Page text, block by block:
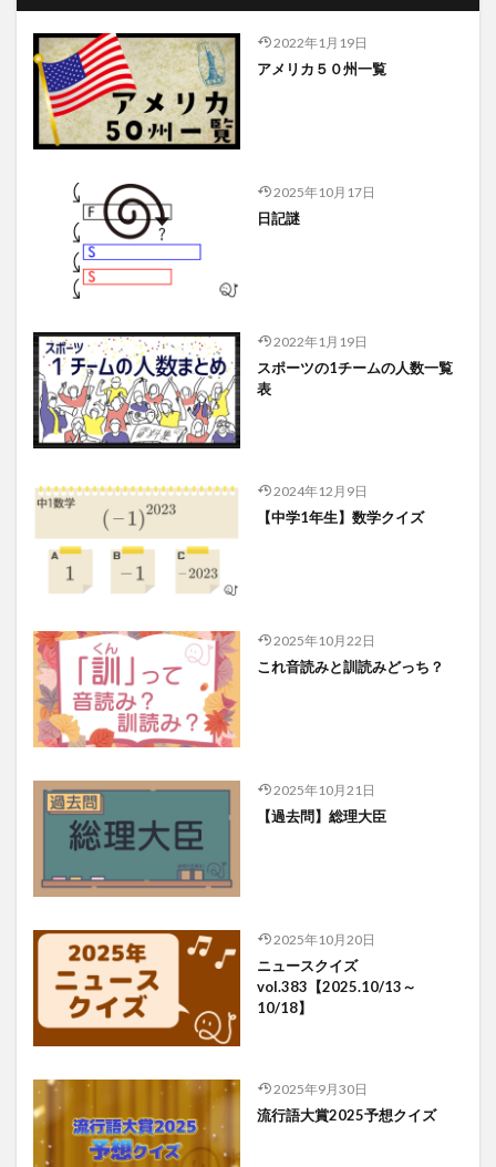
2022年1月19日
アメリカ５０州一覧
2025年10月17日
日記謎
2022年1月19日
スポーツの1チームの人数一覧
表
2024年12月9日
【中学1年生】数学クイズ
2025年10月22日
これ音読みと訓読みどっち？
2025年10月21日
【過去問】総理大臣
2025年10月20日
ニュースクイズ
vol.383【2025.10/13～
10/18】
2025年9月30日
流行語大賞2025予想クイズ